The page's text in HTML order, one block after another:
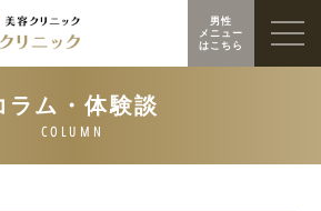
男性
メニュー
はこちら